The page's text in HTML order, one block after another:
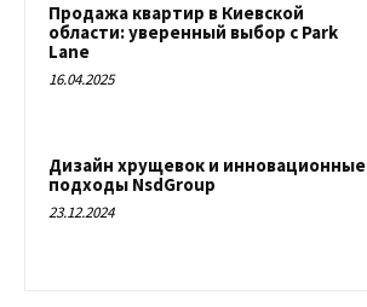
Продажа квартир в Киевской
области: уверенный выбор с Park
Lane
16.04.2025
Дизайн хрущевок и инновационные
подходы NsdGroup
23.12.2024